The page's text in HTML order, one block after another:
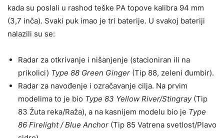
kada su poslali u rashod teške PA topove kalibra 94 mm
(3,7 inča). Svaki puk imao je tri baterije. U svakoj bateriji
nalazili su se:
Radar za otkrivanje i nišanjenje (stacioniran ili na
prikolici) Type 88 Green Ginger (Tip 88, zeleni đumbir).
Radar za navođenje i ozračavanje cilja. Na prvim
modelima to je bio Type 83 Yellow River/Stingray (Tip
83 Žuta reka/Raža), a na kasnijem modelu bio je Type
86 Firelight / Blue Anchor (Tip 85 Vatrena svetlost/Plavo